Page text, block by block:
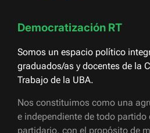
Democratización RT
Somos un espacio político
graduados/as y docentes de la
Trabajo de la UBA.
Nos constituimos como una
e independiente de todo
partidario, con el propósito de